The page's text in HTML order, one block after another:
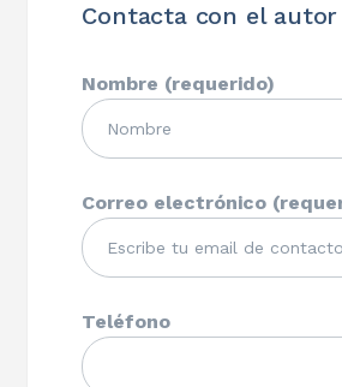
Contacta con el autor
Nombre (requerido)
Correo electrónico
Teléfono